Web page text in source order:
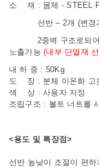
소 재 : 몸체 - STEEL
선반 – 2개 (변경
2중벽 구조로되어있
노출가능(내부 단열재
내 하 중 : 50Kg
도 장 : 분체 이온화 고
색 상 : 사용자 지정
조립구조 : 볼트 너트를
<용도 및 특장점>
선반 높낮이 조절이 편